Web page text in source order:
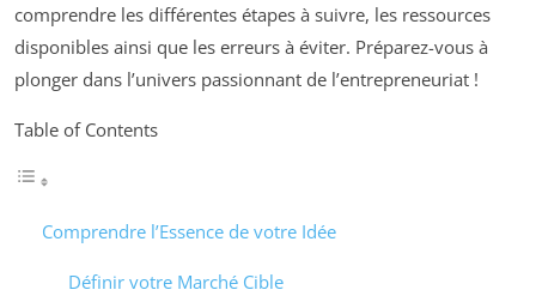
comprendre les différentes étapes à suivre, les ressources
disponibles ainsi que les erreurs à éviter. Préparez-vous à
plonger dans l’univers passionnant de l’entrepreneuriat !
Table of Contents
Comprendre l’Essence de votre Idée
Définir votre Marché Cible